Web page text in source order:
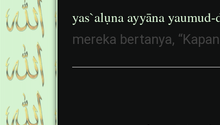
yas`alụna ayyāna
mereka bertanya,